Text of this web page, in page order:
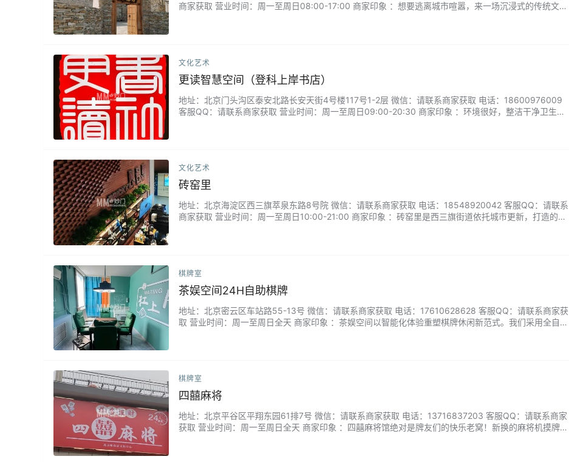
商家获取 营业时间：周一至周日08:00-17:00 商家印象 ：想要逃离城市喧嚣，来一场沉浸式的传统文化
文化艺术
更读智慧空间（登科上岸书店）
地址：北京门头沟区泰安北路长安天街4号楼117号1-2层 微信：请联系商家获取 电话：18600976009
客服QQ：请联系商家获取 营业时间：周一至周日09:00-20:30 商家印象 ：环境很好，整洁干净卫生，
文化艺术
砖窑里
地址：北京海淀区西三旗萃泉东路8号院 微信：请联系商家获取 电话：18548920042 客服QQ：请联系
商家获取 营业时间：周一至周日10:00-21:00 商家印象 ：砖窑里是西三旗街道依托城市更新，打造的集
棋牌室
茶娱空间24H自助棋牌
地址：北京密云区车站路55-13号 微信：请联系商家获取 电话：17610628628 客服QQ：请联系商家获
取 营业时间：周一至周日全天 商家印象 ：茶娱空间以智能化体验重塑棋牌休闲新范式。我们采用全自动
棋牌室
四囍麻将
地址：北京平谷区平翔东园61排7号 微信：请联系商家获取 电话：13716837203 客服QQ：请联系商家
获取 营业时间：周一至周日全天 商家印象 ：四囍麻将馆绝对是牌友们的快乐老窝！新换的麻将机摸牌很